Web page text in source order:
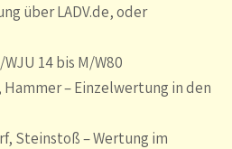
über LADV.de, oder
14 bis M/W80
– Einzelwertung in den
Steinstoß – Wertung im